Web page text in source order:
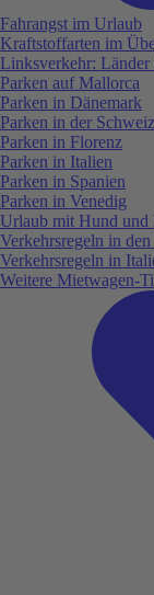
Fahrangst im Urlaub
Kraftstoffarten im
Linksverkehr:
Parken auf Mallorca
Parken in Dänemark
Parken in der Schweiz
Parken in Florenz
Parken in Italien
Parken in Spanien
Parken in Venedig
Urlaub mit Hund und
Verkehrsregeln in
Verkehrsregeln in
Weitere Mietwagen-